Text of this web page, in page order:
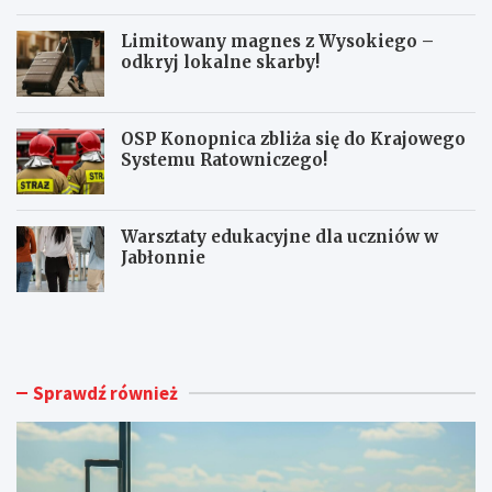
Limitowany magnes z Wysokiego –
odkryj lokalne skarby!
OSP Konopnica zbliża się do Krajowego
Systemu Ratowniczego!
Warsztaty edukacyjne dla uczniów w
Jabłonnie
L
n
i
p
L
o
a
y
Sprawdź również